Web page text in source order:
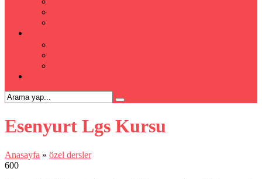
Esenyurt Lgs Kursu
Anasayfa » özel dersler
600